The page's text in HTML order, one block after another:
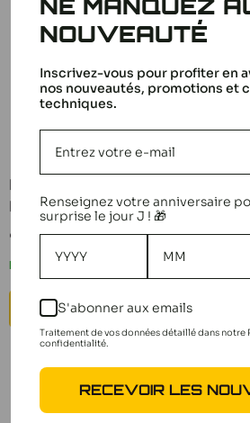
Blade Pales Principales
BLH3402
Prix
9,99 €
En stock
AJOUTER AU PANIER
Prix
6,99
Plus
NE MANQUEZ
NOUVEAUTÉ
Inscrivez-vous pour profiter en
nos nouveautés, promotions et
techniques.
Renseignez votre anniversaire
surprise le jour J ! 🎁
S'abonner aux emails
Traitement de vos données détaillé dans notre
confidentialité.
RECEVOIR LES